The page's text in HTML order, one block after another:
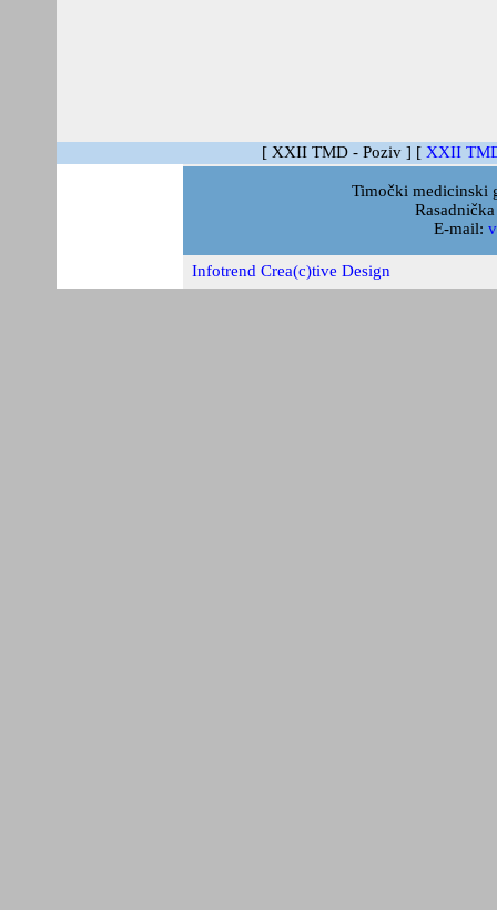
[ XXII TMD - Poziv ] [ XXII
Timočki medicinski
E-mail:
Infotrend Crea(c)tive Design